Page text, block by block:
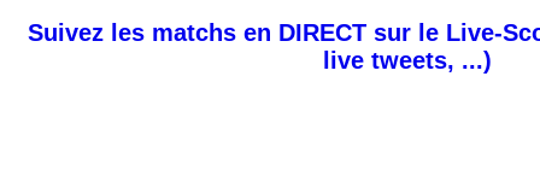
Suivez les matchs en DIRECT sur le Live-
live tweets, ...)